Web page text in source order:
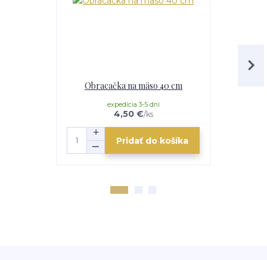
Obracačka na mäso 40 cm
4,50 €/ks
expedícia 3-5 dní
Pridať do košíka